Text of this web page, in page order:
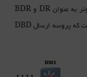
debug ip ospf adj در روتر IOU1، تعیین این دو روتر به عنوان DR و BDR
تایید می شود. در این خروجی همچنین نشان داده شده است که پروسه ارسال DBD